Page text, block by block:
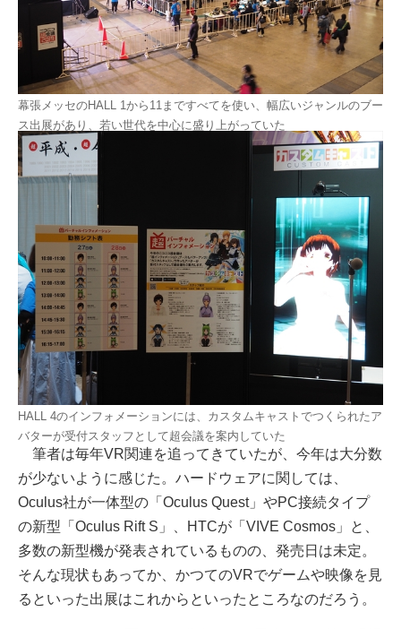
幕張メッセのHALL 1から11まですべてを使い、幅広いジャンルのブー
ス出展があり、若い世代を中心に盛り上がっていた
HALL 4のインフォメーションには、カスタムキャストでつくられたア
バターが受付スタッフとして超会議を案内していた
筆者は毎年VR関連を追ってきていたが、今年は大分数
が少ないように感じた。ハードウェアに関しては、
Oculus社が一体型の「Oculus Quest」やPC接続タイプ
の新型「Oculus Rift S」、HTCが「VIVE Cosmos」と、
多数の新型機が発表されているものの、発売日は未定。
そんな現状もあってか、かつてのVRでゲームや映像を見
るといった出展はこれからといったところなのだろう。